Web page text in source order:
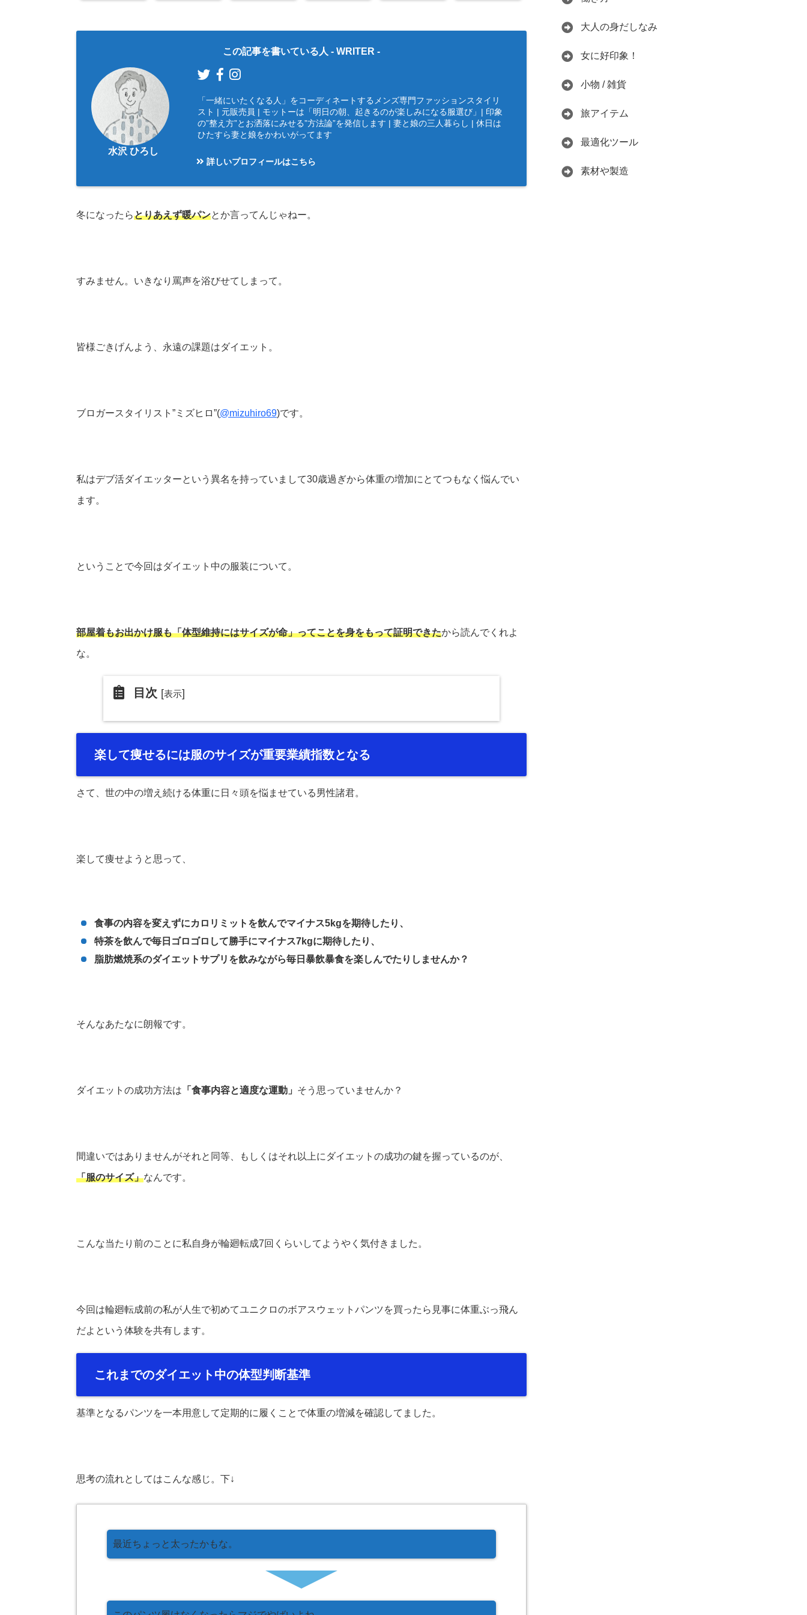
この記事を書いている人 - WRITER -
水沢 ひろし
「一緒にいたくなる人」をコーディネートするメンズ専門ファッションスタイリ
スト | 元販売員 | モットーは「明日の朝、起きるのが楽しみになる服選び」| 印象
の”整え方”とお洒落にみせる”方法論”を発信します | 妻と娘の三人暮らし | 休日は
ひたすら妻と娘をかわいがってます
詳しいプロフィールはこちら
冬になったらとりあえず暖パンとか言ってんじゃねー。
すみません。いきなり罵声を浴びせてしまって。
皆様ごきげんよう、永遠の課題はダイエット。
ブロガースタイリスト”ミズヒロ”(@mizuhiro69)です。
私はデブ活ダイエッターという異名を持っていまして30歳過ぎから体重の増加にとてつもなく悩んでい
ます。
ということで今回はダイエット中の服装について。
部屋着もお出かけ服も「体型維持にはサイズが命」ってことを身をもって証明できたから読んでくれよ
な。
目次 [表示]
楽して痩せるには服のサイズが重要業績指数となる
さて、世の中の増え続ける体重に日々頭を悩ませている男性諸君。
楽して痩せようと思って、
食事の内容を変えずにカロリミットを飲んでマイナス5kgを期待したり、
特茶を飲んで毎日ゴロゴロして勝手にマイナス7kgに期待したり、
脂肪燃焼系のダイエットサプリを飲みながら毎日暴飲暴食を楽しんでたりしませんか？
そんなあたなに朗報です。
ダイエットの成功方法は 「食事内容と適度な運動」 そう思っていませんか？
間違いではありませんがそれと同等、もしくはそれ以上にダイエットの成功の鍵を握っているのが、
「服のサイズ」なんです。
こんな当たり前のことに私自身が輪廻転成7回くらいしてようやく気付きました。
今回は輪廻転成前の私が人生で初めてユニクロのボアスウェットパンツを買ったら見事に体重ぶっ飛ん
だよという体験を共有します。
これまでのダイエット中の体型判断基準
基準となるパンツを一本用意して定期的に履くことで体重の増減を確認してました。
思考の流れとしてはこんな感じ。下↓
最近ちょっと太ったかもな。
大人の身だしなみ
女に好印象！
小物 / 雑貨
旅アイテム
最適化ツール
素材や製造